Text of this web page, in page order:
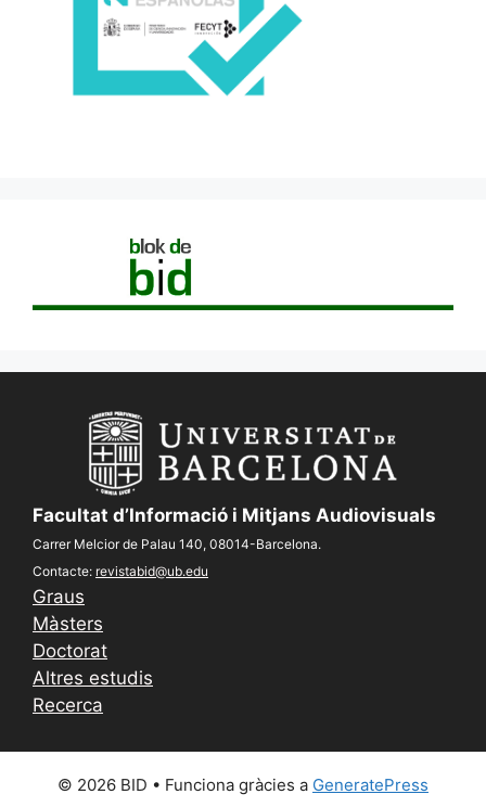
Facultat d’Informació i Mitjans Audiovisuals
Carrer Melcior de Palau 140, 08014-Barcelona.
Contacte: revistabid@ub.edu
Graus
Màsters
Doctorat
Altres estudis
Recerca
© 2026 BID • Funciona gràcies a GeneratePress